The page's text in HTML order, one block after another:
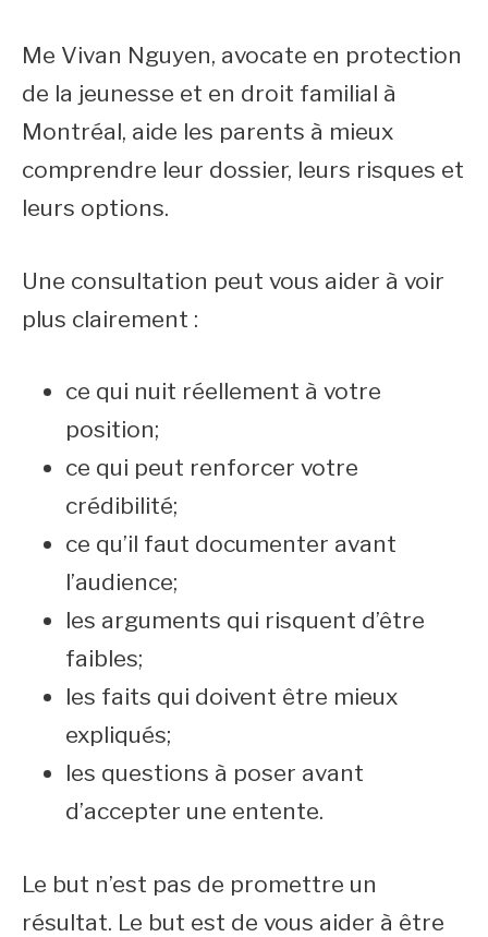
Me Vivan Nguyen, avocate en protection
de la jeunesse et en droit familial à
Montréal, aide les parents à mieux
comprendre leur dossier, leurs risques et
leurs options.
Une consultation peut vous aider à voir
plus clairement :
ce qui nuit réellement à votre
position;
ce qui peut renforcer votre
crédibilité;
ce qu’il faut documenter avant
l’audience;
les arguments qui risquent d’être
faibles;
les faits qui doivent être mieux
expliqués;
les questions à poser avant
d’accepter une entente.
Le but n’est pas de promettre un
résultat. Le but est de vous aider à être